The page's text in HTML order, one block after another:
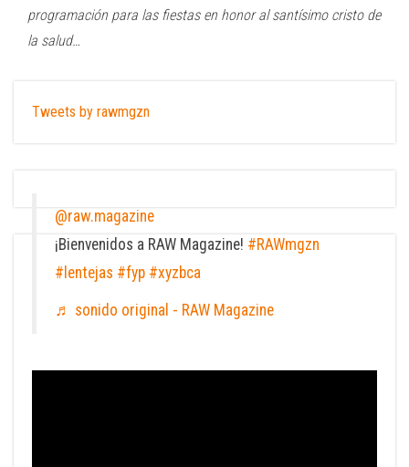
programación para las fiestas en honor al santísimo cristo de
la salud…
Tweets by rawmgzn
@raw.magazine
¡Bienvenidos a RAW Magazine! #RAWmgzn
#lentejas #fyp #xyzbca
♬ sonido original - RAW Magazine